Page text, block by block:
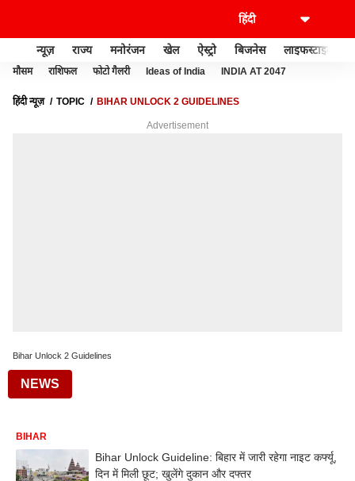
न्यूज़ राज्य मनोरंजन खेल ऐस्ट्रो बिजनेस लाइफस्टाइल
मौसम राशिफल फोटो गैलरी Ideas of India INDIA AT 2047
हिंदी न्यूज़ TOPIC BIHAR UNLOCK 2 GUIDELINES
Advertisement
Bihar Unlock 2 Guidelines
NEWS
BIHAR
Bihar Unlock Guideline: बिहार में जारी रहेगा नाइट कर्फ्यू,
दिन में मिली छूट; खुलेंगे दुकान और दफ्तर